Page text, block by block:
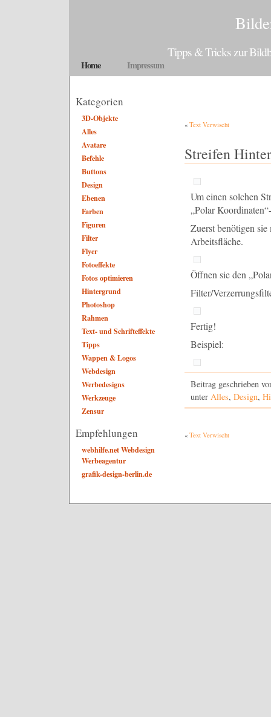
Tipps & Tricks zur
Home Impressum
Kategorien
3D-Objekte
Alles
Avatare
Befehle
Buttons
Design
Ebenen
Farben
Figuren
Filter
Flyer
Fotoeffekte
Fotos optimieren
Hintergrund
Photoshop
Rahmen
Text- und Schrifteffekte
Tipps
Wappen & Logos
Webdesign
Werbedesigns
Werkzeuge
Zensur
Empfehlungen
webhilfe.net Webdesign
Werbeagentur
grafik-design-berlin.de
« Text Verwischt
Streifen
Um einen solchen
„Polar
Zuerst benötigen
Arbeitsfläche.
Öffnen sie den
Filter/
Fertig!
Beispiel:
Beitrag geschrieben
unter Alles, Design,
« Text Verwischt